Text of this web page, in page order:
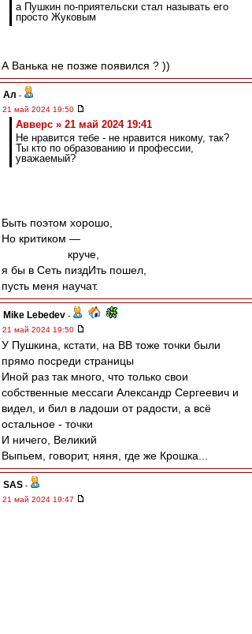
а Пушкин по-приятельски стал называть его
просто Жуковым
А Ванька не позже появился ? ))
Ал -
21 май 2024 19:50
Авверс » 21 май 2024 19:41
Не нравится тебе - не нравится никому, так?
Ты кто по образованию и профессии,
уважаемый?
Быть поэтом хорошо,
Но критиком —
круче,
я бы в Сеть пиздИть пошел,
пусть меня научат.
Mike Lebedev -
21 май 2024 19:50
У Пушкина, кстати, на ВВ тоже точки были
прямо посреди страницы
Иной раз так много, что только свои
собственные мессаги Александр Сергеевич и
видел, и бил в ладоши от радости, а всё
остальное - точки
И ничего, Великий
Выпьем, говорит, няня, где же Крошка...
SAS -
21 май 2024 19:47